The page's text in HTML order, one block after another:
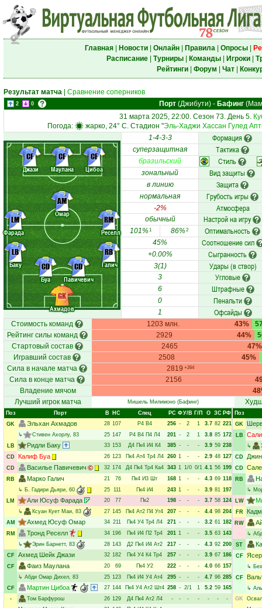
Главная| Новости| Онлайн| Правила| Опросы|
Расписание| Турниры| Команды| Игроки|
Рейтинги| Форум Чат|
Результат матча Сравнение соперников
2 0 Порт (Джибути) - Бафинг
31 марта 2025, 22:00. Сезон 73. День 5.
Погода:
жарко, 24° C. Стадион "Эль-Хаджи Хассан Гулед
Ахмадов
Баку
Буа
Павичевич
Галич
Фарада
Омар
Реселл
Джази Маулана Цибоа
GK
LB
CD
CD
RB
LM
AM
RM
CF CF CF
1-4-3-3 Формация
суперзащитная Тактика
бразильский Стиль
зональный Вид защиты
в линию Защита
нормальная Грубость игры
-2% Атмосфера
обычный Настрой на игру
101%1 86%2 Оптимальность
45% Соотношение сил
+0.00% Сыгранность
3(1) Удары (в створ)
3 Угловые
6 Штрафные
0 Пенальти
1 Офсайды
Стоимость команд 1203 млн. 43%
Рейтинг силы команд
2929 44%
Стартовый состав
2465
47%
Игравший состав
2508
45%
Сила в начале матча
2819 +264
Сила в конце матча 2156
Владение мячом
Лучший игрок матча
Мишель Милимоно (Бафинг)
Поз Порт В НC Спец РC ФУ/В Г/П О ЗС РФ
GK
Эльхан Ахмадов 28 107 Р4 В4 256 - 2 1 3.7 82 221
↳
Стивен Ахорлу, 83 25 147 Р4 В4 П4 Л4 201 - 2 1 3.8 85 172
LB
Ридли Баку 33 153 Д4 Пк4 И4 К4 385 - - - 3.9 59 238
CD Калиф Буа 26 123 Пк4 Ат4 Тр4 Л4 260 1 - - 2.9 48 127
CD
Василье Павичевич 32 174 Д4 Пк4 Тр4 Ка4 343 1 1/0 0/1 4.1 56 199
RB
Марко Галич 21 76 Пк4 И3 Шт 168 1 - - 4.3 69 118
↳ Б. Гадири Дьяри, 60 25 111 Пк4 И4 243 1 - - 3.9 81 197
LM
Али Юсуф Фарада 20 77 Пк2 198 - - - 3.7 58 124
↳
Ксуан Кует Маи, 83 27 145 Пк4 Ат2 П4 Уг4 207 - - - 4.4 98 204
AM
Ахмед Юсуф Омар 34 211 Пк4 У4 Тр4 Л4 271 - - - 3.2 61 182
RM
Тронд Реселл 34 196 Пк4 И4 П2 Тр4 201 1 - - 3.5 63 143
↳
Эрин Барнетт, 83 28 143 Д2 Пк4 И4 Ат2 217 - - - 4.3 92 200
CF
Ахмед Шейк Джази 32 182 Пк4 У4 К4 Тр4 257 - - - 3.9 67 186
CF
Фаиз Маулана 20 69 Пк4 У2 222 - - - 4.0 66 157
↳ Абди Омар Дихел, 83 25 123 Пк4 И4 У4 Ат4 295 - - - 4.7 96 285
CF
Мартин Цибоа 27 144 Пк4 У4 Ат2 Шт4 258 - 2/1 1 5.2 59 165
-
Том Барфурош 26 129 Д4 Пк4 Ат2 Л4 - - - - - -
-
Поз
GK
LB
↳
CD
CD
RB
↳
LW
FR
RW
↳
ST
CF
↳
CF
↳
GK